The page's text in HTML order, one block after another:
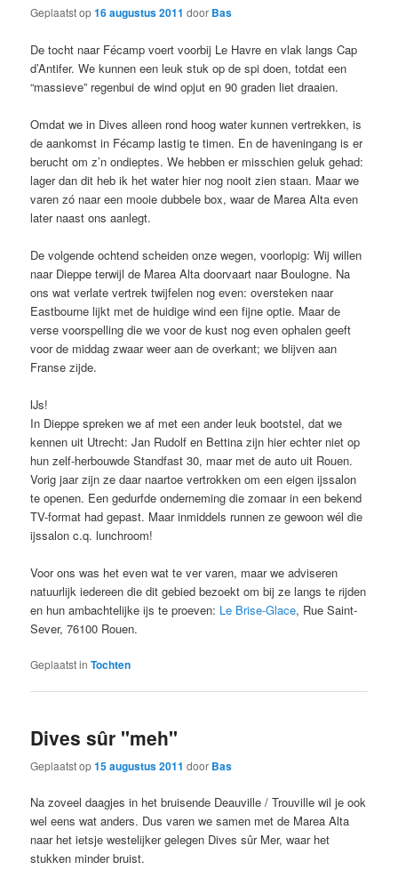
Geplaatst op16 augustus 2011 door Bas
De tocht naar Fécamp voert voorbij Le Havre en vlak langs Cap
d’Antifer. We kunnen een leuk stuk op de spi doen, totdat een
“massieve” regenbui de wind opjut en 90 graden liet draaien.
Omdat we in Dives alleen rond hoog water kunnen vertrekken, is
de aankomst in Fécamp lastig te timen. En de haveningang is er
berucht om z’n ondieptes. We hebben er misschien geluk gehad:
lager dan dit heb ik het water hier nog nooit zien staan. Maar we
varen zó naar een mooie dubbele box, waar de Marea Alta even
later naast ons aanlegt.
De volgende ochtend scheiden onze wegen, voorlopig: Wij willen
naar Dieppe terwijl de Marea Alta doorvaart naar Boulogne. Na
ons wat verlate vertrek twijfelen nog even: oversteken naar
Eastbourne lijkt met de huidige wind een fijne optie. Maar de
verse voorspelling die we voor de kust nog even ophalen geeft
voor de middag zwaar weer aan de overkant; we blijven aan
Franse zijde.
IJs!
In Dieppe spreken we af met een ander leuk bootstel, dat we
kennen uit Utrecht: Jan Rudolf en Bettina zijn hier echter niet op
hun zelf-herbouwde Standfast 30, maar met de auto uit Rouen.
Vorig jaar zijn ze daar naartoe vertrokken om een eigen ijssalon
te openen. Een gedurfde onderneming die zomaar in een bekend
TV-format had gepast. Maar inmiddels runnen ze gewoon wél die
ijssalon c.q. lunchroom!
Voor ons was het even wat te ver varen, maar we adviseren
natuurlijk iedereen die dit gebied bezoekt om bij ze langs te rijden
en hun ambachtelijke ijs te proeven: Le Brise-Glace, Rue Saint-
Sever, 76100 Rouen.
Geplaatst in Tochten
Dives sûr "meh"
Geplaatst op15 augustus 2011 door Bas
Na zoveel daagjes in het bruisende Deauville / Trouville wil je ook
wel eens wat anders. Dus varen we samen met de Marea Alta
naar het ietsje westelijker gelegen Dives sûr Mer, waar het
stukken minder bruist.